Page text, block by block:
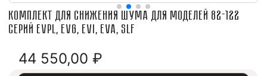
Комплект для снижения шума для моделей 82-122
серий EVPL, EVG, EVI, EVA, SLF
44 550,00 ₽